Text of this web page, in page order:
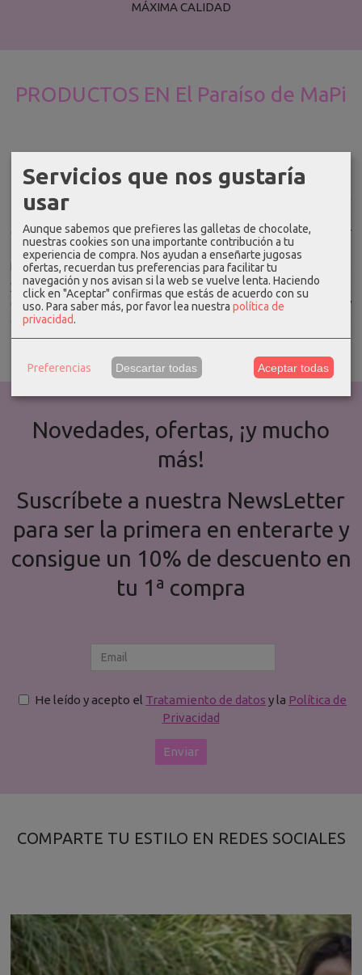
MÁXIMA CALIDAD
PRODUCTOS EN El Paraíso de MaPi
Descubre una nueva dimensión de productos gracias a El
Paraíso de MaPi, la tienda online especializada en ropa,
calzado y complementos de mujeres con estilo y al mejor
precio. Realizamos todos los envíos en 24 y 72 horas
laborables con un atención personalizada por email, teléfono
y redes sociales. Además, contamos con gastos de envío
gratuito (consulta condiciones). Gracias por visitarnos y
confiar en nosotros. Un saludo de parte de todo el equipo de
El Paraíso de Mapi :)
Novedades, ofertas, ¡y mucho
más!
Suscríbete a nuestra NewsLetter
para ser la primera en enterarte y
consigue un 10% de descuento en
tu 1ª compra
He leído y acepto el Tratamiento de datos y la Política de
Privacidad
COMPARTE TU ESTILO EN REDES SOCIALES
Servicios que nos gustaría
usar
Aunque sabemos que prefieres las galletas de chocolate,
nuestras cookies son una importante contribución a tu
experiencia de compra. Nos ayudan a enseñarte jugosas
ofertas, recuerdan tus preferencias para facilitar tu
navegación y nos avisan si la web se vuelve lenta. Haciendo
click en "Aceptar" confirmas que estás de acuerdo con su
uso. Para saber más, por favor lea nuestra política de
privacidad.
Preferencias Descartar todas Aceptar todas